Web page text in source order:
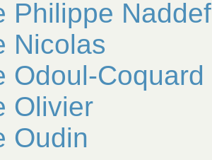
Philippe Naddef
Nicolas
Odoul-Coquard
Olivier
Oudin